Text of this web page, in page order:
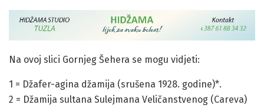
Na ovoj slici Gornjeg Šehera se mogu vidjeti:
1 = Džafer-agina džamija (srušena 1928. godine)*.
2 = Džamija sultana Sulejmana Veličanstvenog (Careva)